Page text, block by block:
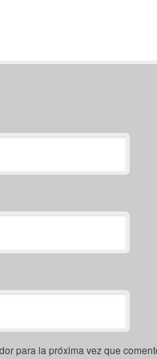
para la próxima vez que